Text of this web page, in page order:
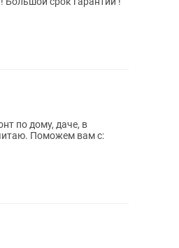
по дому, даче, в
Поможем вам с: